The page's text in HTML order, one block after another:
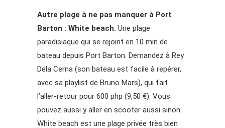
Autre plage à ne pas manquer à Port
Barton : White beach. Une plage
paradisiaque qui se rejoint en 10 min de
bateau depuis Port Barton. Demandez à Rey
Dela Cerna (son bateau est facile à repérer,
avec sa playlist de Bruno Mars), qui fait
l’aller-retour pour 600 php (9,50 €). Vous
pouvez aussi y aller en scooter aussi sinon.
White beach est une plage privée très bien